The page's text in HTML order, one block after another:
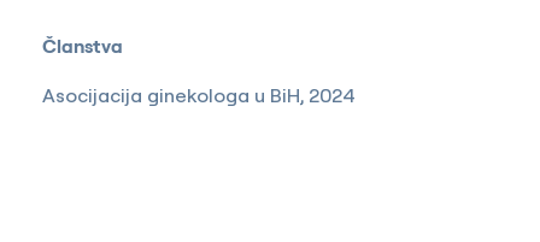
Članstva
Asocijacija ginekologa u BiH, 2024